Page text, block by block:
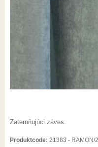
Zatemňujúci záves.
Produktcode: 21383 - RAMON/